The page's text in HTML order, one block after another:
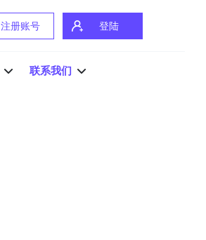
注册账号 登陆
联系我们